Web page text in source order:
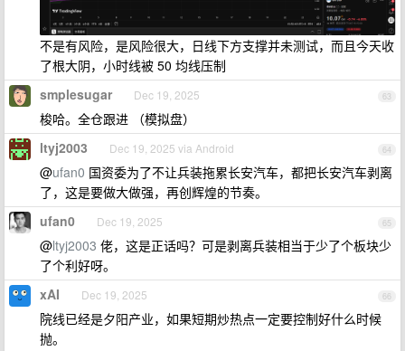
不是有风险，是风险很大，日线下方支撑并未测试，而且今天收
了根大阴，小时线被 50 均线压制
63
smplesugar Dec 19, 2025
梭哈。全仓跟进 （模拟盘）
64
ltyj2003 Dec 19, 2025 via Android
@ufan0 国资委为了不让兵装拖累长安汽车，都把长安汽车剥离
了，这是要做大做强，再创辉煌的节奏。
65
ufan0 Dec 19, 2025
@ltyj2003 佬，这是正话吗？可是剥离兵装相当于少了个板块少
了个利好呀。
66
xAI Dec 19, 2025
院线已经是夕阳产业，如果短期炒热点一定要控制好什么时候
抛。